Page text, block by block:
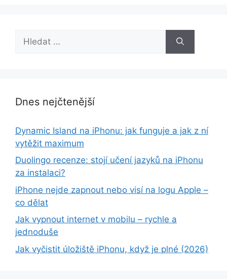
Dnes nejčtenější
Dynamic Island na iPhonu: jak funguje a jak z ní
vytěžit maximum
Duolingo recenze: stojí učení jazyků na iPhonu
za instalaci?
iPhone nejde zapnout nebo visí na logu Apple –
co dělat
Jak vypnout internet v mobilu – rychle a
jednoduše
Jak vyčistit úložiště iPhonu, když je plné (2026)